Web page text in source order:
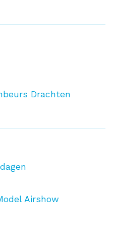
Drachten
Airshow